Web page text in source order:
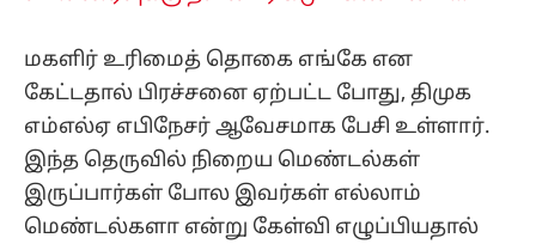
மகளிர் உரிமைத் தொகை எங்கே என
கேட்டதால் பிரச்சனை ஏற்பட்ட போது, திமுக
எம்எல்ஏ எபிநேசர் ஆவேசமாக பேசி உள்ளார்.
இந்த தெருவில் நிறைய மெண்டல்கள்
இருப்பார்கள் போல இவர்கள் எல்லாம்
மெண்டல்களா என்று கேள்வி எழுப்பியதால்